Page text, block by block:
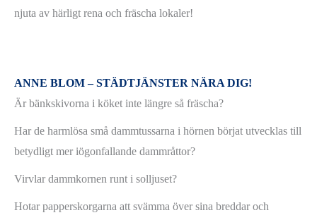
njuta av härligt rena och fräscha lokaler!
ANNE BLOM – STÄDTJÄNSTER NÄRA DIG!
Är bänkskivorna i köket inte längre så fräscha?
Har de harmlösa små dammtussarna i hörnen börjat utvecklas till
betydligt mer iögonfallande dammråttor?
Virvlar dammkornen runt i solljuset?
Hotar papperskorgarna att svämma över sina breddar och